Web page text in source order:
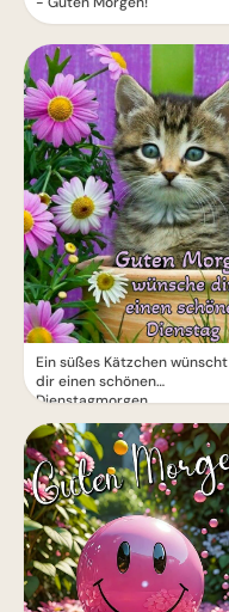
Ein süßes Kätzchen wünscht
dir einen schönen
Dienstagmorgen